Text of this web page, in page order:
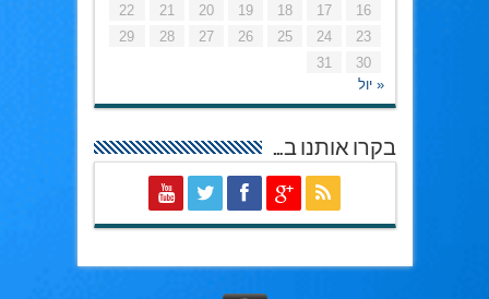
16
17
18
19
20
21
22
23
24
25
26
27
28
29
30
31
« יול
בקרו אותנו ב…